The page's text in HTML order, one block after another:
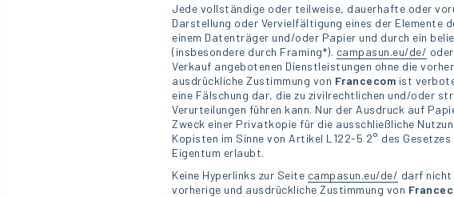
Jede vollständige oder teilweise, dauerhafte oder
Darstellung oder Vervielfältigung eines der Elemente
einem Datenträger und/oder Papier und durch ein
(insbesondere durch Framing*). campasun.eu/de/
Verkauf angebotenen Dienstleistungen ohne die
ausdrückliche Zustimmung von Francecom ist
eine Fälschung dar, die zu zivilrechtlichen und/oder
Verurteilungen führen kann. Nur der Ausdruck auf
Zweck einer Privatkopie für die ausschließliche
Kopisten im Sinne von Artikel L122-5 2° des
Eigentum erlaubt.
Keine Hyperlinks zur Seite campasun.eu/de/ darf nicht
vorherige und ausdrückliche Zustimmung von